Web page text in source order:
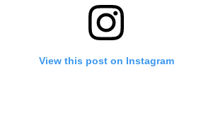
View this post on Instagram